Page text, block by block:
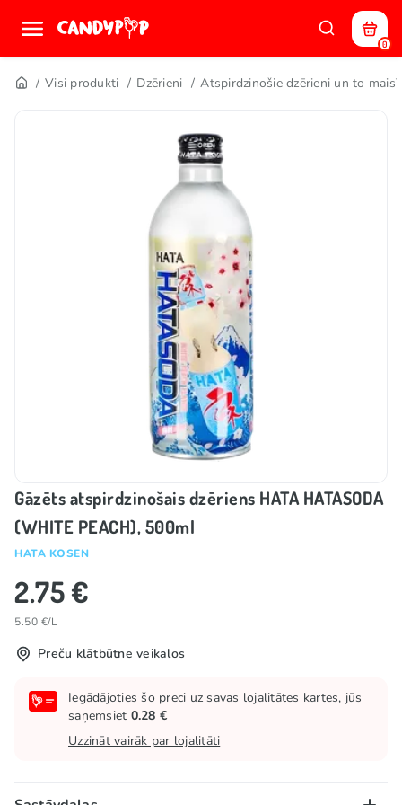
0
Visi produkti Dzērieni Atspirdzinošie dzērieni un to
Gāzēts atspirdzinošais dzēriens HATA HATASODA
(WHITE PEACH), 500ml
HATA KOSEN
2.75 €
5.50 €/L
Preču klātbūtne veikalos
Iegādājoties šo preci uz savas lojalitātes kartes, jūs
saņemsiet 0.28 €
Uzzināt vairāk par lojalitāti